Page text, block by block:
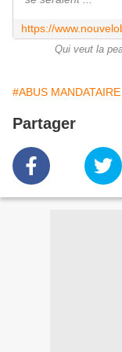
Qui veut la
#ABUS
Partager